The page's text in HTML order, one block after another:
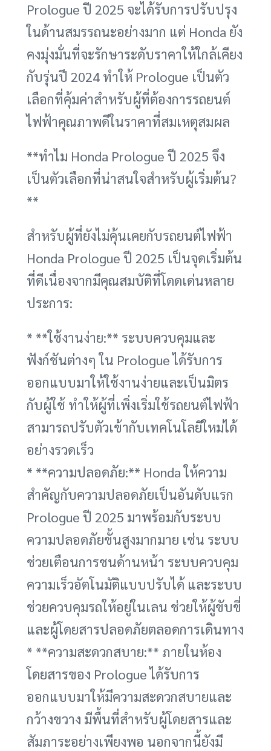
Prologue ปี 2025 จะได้รับการปรับปรุง
ในด้านสมรรถนะอย่างมาก แต่ Honda ยัง
คงมุ่งมั่นที่จะรักษาระดับราคาให้ใกล้เคียง
กับรุ่นปี 2024 ทำให้ Prologue เป็นตัว
เลือกที่คุ้มค่าสำหรับผู้ที่ต้องการรถยนต์
ไฟฟ้าคุณภาพดีในราคาที่สมเหตุสมผล
**ทำไม Honda Prologue ปี 2025 จึง
เป็นตัวเลือกที่น่าสนใจสำหรับผู้เริ่มต้น?
**
สำหรับผู้ที่ยังไม่คุ้นเคยกับรถยนต์ไฟฟ้า
Honda Prologue ปี 2025 เป็นจุดเริ่มต้น
ที่ดีเนื่องจากมีคุณสมบัติที่โดดเด่นหลาย
ประการ:
* **ใช้งานง่าย:** ระบบควบคุมและ
ฟังก์ชันต่างๆ ใน Prologue ได้รับการ
ออกแบบมาให้ใช้งานง่ายและเป็นมิตร
กับผู้ใช้ ทำให้ผู้ที่เพิ่งเริ่มใช้รถยนต์ไฟฟ้า
สามารถปรับตัวเข้ากับเทคโนโลยีใหม่ได้
อย่างรวดเร็ว
* **ความปลอดภัย:** Honda ให้ความ
สำคัญกับความปลอดภัยเป็นอันดับแรก
Prologue ปี 2025 มาพร้อมกับระบบ
ความปลอดภัยขั้นสูงมากมาย เช่น ระบบ
ช่วยเตือนการชนด้านหน้า ระบบควบคุม
ความเร็วอัตโนมัติแบบปรับได้ และระบบ
ช่วยควบคุมรถให้อยู่ในเลน ช่วยให้ผู้ขับขี่
และผู้โดยสารปลอดภัยตลอดการเดินทาง
* **ความสะดวกสบาย:** ภายในห้อง
โดยสารของ Prologue ได้รับการ
ออกแบบมาให้มีความสะดวกสบายและ
กว้างขวาง มีพื้นที่สำหรับผู้โดยสารและ
สัมภาระอย่างเพียงพอ นอกจากนี้ยังมี